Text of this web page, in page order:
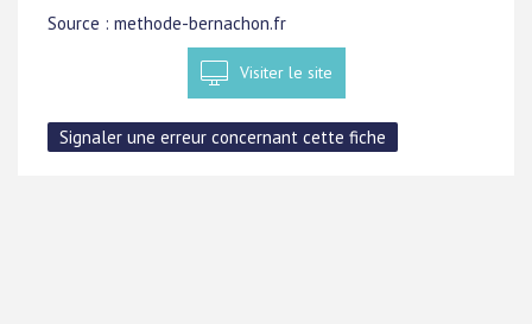
Source : methode-bernachon.fr
Visiter le site